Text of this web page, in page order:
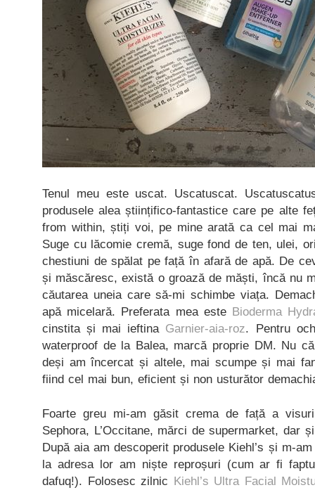
Tenul meu este uscat. Uscatuscat.
produsele alea științifico-fantastice care pe alte
from within, știți voi, pe mine arată ca cel mai
Suge cu lăcomie cremă, suge fond de ten, ulei,
chestiuni de spălat pe față în afară de apă. De
și măscăresc, există o groază de măști, încă nu
căutarea uneia care să-mi schimbe viața.
apă micelară. Preferata mea este Bioderma
cinstita și mai ieftina Garnier-aia-roz. Pentru
waterproof de la Balea, marcă proprie DM. Nu
deși am încercat și altele, mai scumpe și mai
fiind cel mai bun, eficient și non usturător
Foarte greu mi-am găsit crema de față a
Sephora, L’Occitane, mărci de supermarket, dar
După aia am descoperit produsele Kiehl’s și m-
la adresa lor am niște reproșuri (cum ar fi
dafuq!). Folosesc zilnic Kiehl’s Ultra Facial